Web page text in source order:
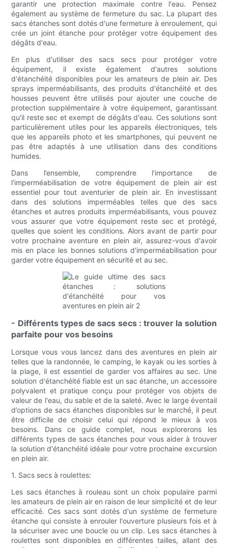
garantir une protection maximale contre l'eau. Pensez
également au système de fermeture du sac. La plupart des
sacs étanches sont dotés d'une fermeture à enroulement, qui
crée un joint étanche pour protéger votre équipement des
dégâts d'eau.
En plus d'utiliser des sacs secs pour protéger votre
équipement, il existe également d'autres solutions
d'étanchéité disponibles pour les amateurs de plein air. Des
sprays imperméabilisants, des produits d'étanchéité et des
housses peuvent être utilisés pour ajouter une couche de
protection supplémentaire à votre équipement, garantissant
qu'il reste sec et exempt de dégâts d'eau. Ces solutions sont
particulièrement utiles pour les appareils électroniques, tels
que les appareils photo et les smartphones, qui peuvent ne
pas être adaptés à une utilisation dans des conditions
humides.
Dans l’ensemble, comprendre l’importance de
l’imperméabilisation de votre équipement de plein air est
essentiel pour tout aventurier de plein air. En investissant
dans des solutions imperméables telles que des sacs
étanches et autres produits imperméabilisants, vous pouvez
vous assurer que votre équipement reste sec et protégé,
quelles que soient les conditions. Alors avant de partir pour
votre prochaine aventure en plein air, assurez-vous d'avoir
mis en place les bonnes solutions d'imperméabilisation pour
garder votre équipement en sécurité et au sec.
- Différents types de sacs secs : trouver la solution
parfaite pour vos besoins
Lorsque vous vous lancez dans des aventures en plein air
telles que la randonnée, le camping, le kayak ou les sorties à
la plage, il est essentiel de garder vos affaires au sec. Une
solution d'étanchéité fiable est un sac étanche, un accessoire
polyvalent et pratique conçu pour protéger vos objets de
valeur de l'eau, du sable et de la saleté. Avec le large éventail
d’options de sacs étanches disponibles sur le marché, il peut
être difficile de choisir celui qui répond le mieux à vos
besoins. Dans ce guide complet, nous explorerons les
différents types de sacs étanches pour vous aider à trouver
la solution d'étanchéité idéale pour votre prochaine excursion
en plein air.
1. Sacs secs à roulettes:
Les sacs étanches à rouleau sont un choix populaire parmi
les amateurs de plein air en raison de leur simplicité et de leur
efficacité. Ces sacs sont dotés d'un système de fermeture
étanche qui consiste à enrouler l'ouverture plusieurs fois et à
la sécuriser avec une boucle ou un clip. Les sacs étanches à
roulettes sont disponibles en différentes tailles, allant des